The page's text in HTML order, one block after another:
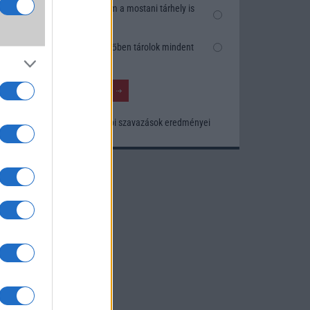
Nem, nekem a mostani tárhely is
Inkább felhőben tárolok mindent
Korábbi szavazások eredményei